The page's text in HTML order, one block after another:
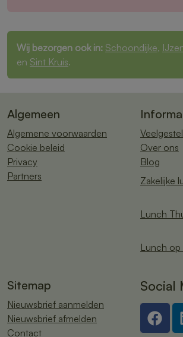
Wij bezorgen ook in: Schoondijke,
en Sint Kruis.
Algemeen
Algemene voorwaarden
Cookie beleid
Privacy
Partners
Over ons
Blog
Zakelijke
Lunch
Lunch op
Sitemap
Nieuwsbrief aanmelden
Nieuwsbrief afmelden
Contact
Social